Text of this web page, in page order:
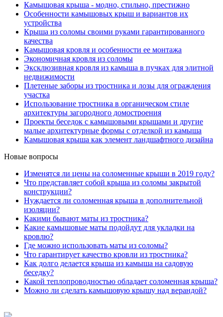
Камышовая крыша - модно, стильно, престижно
Особенности камышовых крыш и вариантов их
устройства
Крыша из соломы своими руками гарантированного
качества
Камышовая кровля и особенности ее монтажа
Экономичная кровля из соломы
Эксклюзивная кровля из камыша в пучках для элитной
недвижимости
Плетеные заборы из тростника и лозы для ограждения
участка
Использование тростника в органическом стиле
архитектуры загородного домостроения
Проекты беседок с камышовыми крышами и другие
малые архитектурные формы с отделкой из камыша
Камышовая крыша как элемент ландшафтного дизайна
Новые вопросы
Изменятся ли цены на соломенные крыши в 2019 году?
Что представляет собой крыша из соломы закрытой
конструкции?
Нуждается ли соломенная крыша в дополнительной
изоляции?
Какими бывают маты из тростника?
Какие камышовые маты подойдут для укладки на
кровлю?
Где можно использовать маты из соломы?
Что гарантирует качество кровли из тростника?
Как долго делается крыша из камыша на садовую
беседку?
Какой теплопроводностью обладает соломенная крыша?
Можно ли сделать камышовую крышу над верандой?